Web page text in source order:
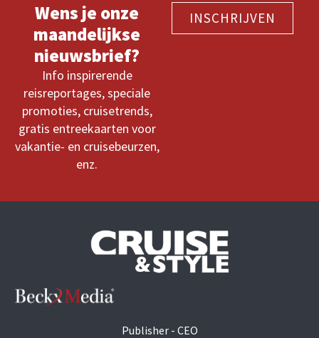
Wens je onze
maandelijkse
nieuwsbrief?
Info inspirerende
reisreportages, speciale
promoties, cruisetrends,
gratis entreekaarten voor
vakantie- en cruisebeurzen,
enz.
INSCHRIJVEN
Publisher - CEO